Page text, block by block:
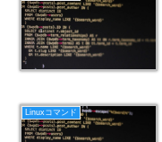
Linuxコマンド